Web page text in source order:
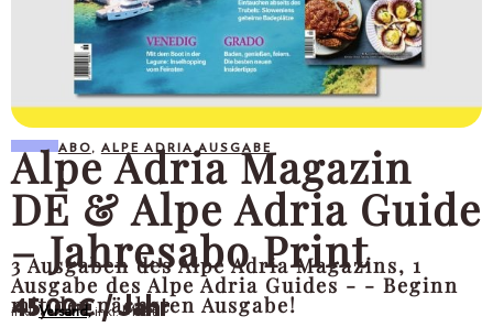
ABO, ALPE ADRIA AUSGABE
Alpe Adria Magazin
DE & Alpe Adria Guide
– Jahresabo Print
3 Ausgaben des Alpe Adria Magazins, 1
Ausgabe des Alpe Adria Guides - - Beginn
mit der nächsten Ausgabe!
45,00€ / Jahr
inkl.Versand,inkl. MwSt.